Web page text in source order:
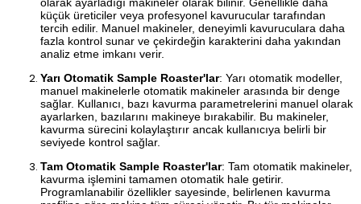
küçük üreticiler veya profesyonel kavurucular tarafından
tercih edilir. Manuel makineler, deneyimli kavuruculara daha
fazla kontrol sunar ve çekirdeğin karakterini daha yakından
analiz etme imkanı verir.
Yarı Otomatik Sample Roaster'lar: Yarı otomatik modeller,
manuel makinelerle otomatik makineler arasında bir denge
sağlar. Kullanıcı, bazı kavurma parametrelerini manuel olarak
ayarlarken, bazılarını makineye bırakabilir. Bu makineler,
kavurma sürecini kolaylaştırır ancak kullanıcıya belirli bir
seviyede kontrol sağlar.
Tam Otomatik Sample Roaster'lar: Tam otomatik makineler,
kavurma işlemini tamamen otomatik hale getirir.
Programlanabilir özellikler sayesinde, belirlenen kavurma